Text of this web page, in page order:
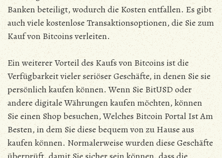
Banken beteiligt, wodurch die Kosten entfallen. Es gibt
auch viele kostenlose Transaktionsoptionen, die Sie zum
Kauf von Bitcoins verleiten.
Ein weiterer Vorteil des Kaufs von Bitcoins ist die
Verfügbarkeit vieler seriöser Geschäfte, in denen Sie sie
persönlich kaufen können. Wenn Sie BitUSD oder
andere digitale Währungen kaufen möchten, können
Sie einen Shop besuchen, Welches Bitcoin Portal Ist Am
Besten, in dem Sie diese bequem von zu Hause aus
kaufen können. Normalerweise wurden diese Geschäfte